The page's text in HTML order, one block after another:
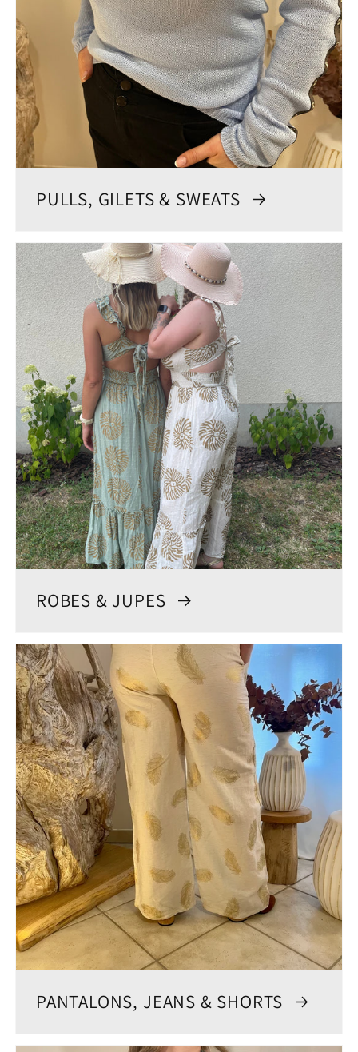
PULLS, GILETS & SWEATS
ROBES & JUPES
PANTALONS, JEANS & SHORTS